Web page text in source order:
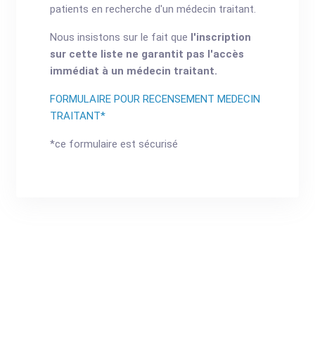
patients en recherche d'un médecin traitant.
Nous insistons sur le fait que l'inscription
sur cette liste ne garantit pas l'accès
immédiat à un médecin traitant.
FORMULAIRE POUR RECENSEMENT MEDECIN
TRAITANT*
*ce formulaire est sécurisé